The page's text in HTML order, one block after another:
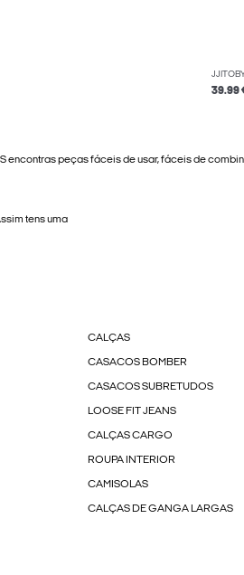
39.99
peças fáceis de usar, fáceis de
tens uma
CALÇAS
CASACOS BOMBER
CASACOS SUBRETUDOS
LOOSE FIT JEANS
CALÇAS CARGO
ROUPA INTERIOR
CAMISOLAS
CALÇAS DE GANGA LARGAS